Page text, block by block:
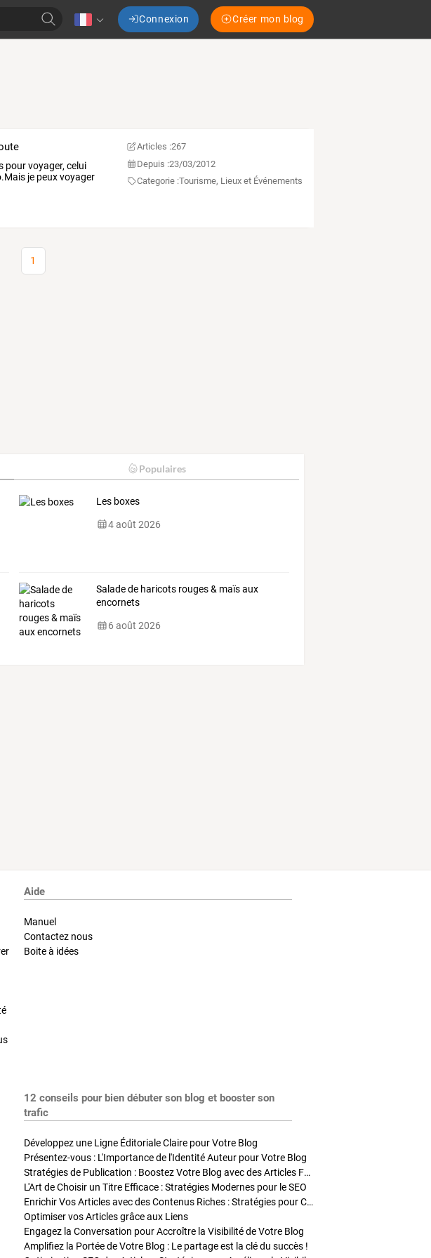
Connexion Créer mon blog
pourvoyager, celui
je peuxvoyager
Articles :267
Depuis :23/03/2012
Categorie :Tourisme, Lieux et Événements
1
Populaires
Les boxes
4 août 2026
Salade de haricots rouges & maïs aux
encornets
6 août 2026
Aide
Manuel
Contactez nous
Boite à idées
12 conseils pour bien débuter son blog et booster son
trafic
Développez une Ligne Éditoriale Claire pour Votre Blog
Présentez-vous : L'Importance de l'Identité Auteur pour Votre Blog
Stratégies de Publication : Boostez Votre Blog avec des Articles Fréquents et Exclusifs
L'Art de Choisir un Titre Efficace : Stratégies Modernes pour le SEO
Enrichir Vos Articles avec des Contenus Riches : Stratégies pour Captiver et Optimiser
Optimiser vos Articles grâce aux Liens
Engagez la Conversation pour Accroître la Visibilité de Votre Blog
Amplifiez la Portée de Votre Blog : Le partage est la clé du succès !